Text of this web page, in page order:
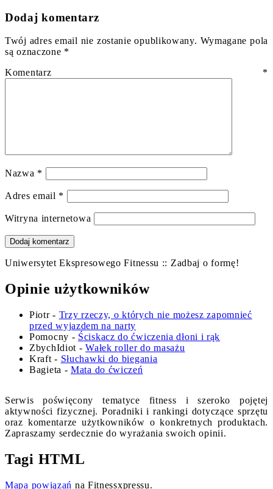
Dodaj komentarz
Twój adres email nie zostanie opublikowany. Wymagane pola
są oznaczone *
Komentarz *
Nazwa *
Adres email *
Witryna internetowa
Uniwersytet Ekspresowego Fitnessu :: Zadbaj o formę!
Opinie użytkowników
Piotr- Trzy rzeczy, o których nie możesz zapomnieć
przed wyjazdem na narty
Pomocny - Ściskacz do ćwiczenia dłoni i rąk
ZbychIdiot -Wałek roller do masażu
Kraft - Słuchawki do biegania
Bagieta -Mata do ćwiczeń
Serwis poświęcony tematyce fitness i szeroko pojętej
aktywności fizycznej. Poradniki i rankingi dotyczące sprzętu
oraz komentarze użytkowników o konkretnych produktach.
Zapraszamy serdecznie do wyrażania swoich opinii.
Tagi HTML
Mapa powiązań na Fitnessxpressu.